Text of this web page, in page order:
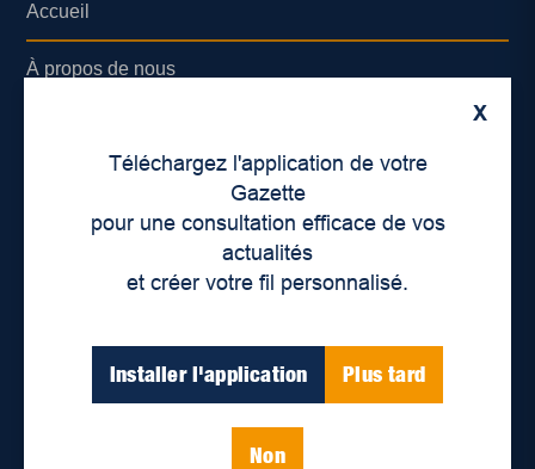
X
Téléchargez l'application de votre
Gazette
pour une consultation efficace de vos
actualités
et créer votre fil personnalisé.
Installer l'application Plus tard
Non
Accueil
À propos de nous
Lieux de distribution